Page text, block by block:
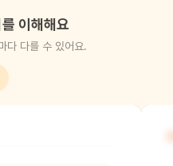
이해해요
다 다를 수 있어요.